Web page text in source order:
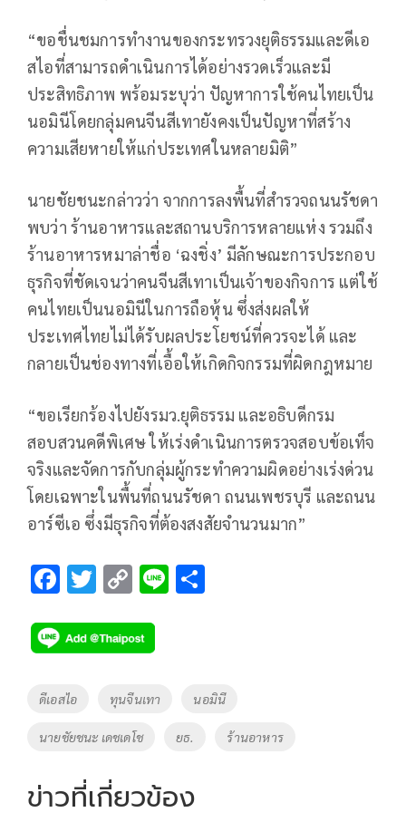
“ขอชื่นชมการทำงานของกระทรวงยุติธรรมและดีเอ
สไอที่สามารถดำเนินการได้อย่างรวดเร็วและมี
ประสิทธิภาพ พร้อมระบุว่า ปัญหาการใช้คนไทยเป็น
นอมินีโดยกลุ่มคนจีนสีเทายังคงเป็นปัญหาที่สร้าง
ความเสียหายให้แก่ประเทศในหลายมิติ”
นายชัยชนะกล่าวว่า จากการลงพื้นที่สำรวจถนนรัชดา
พบว่า ร้านอาหารและสถานบริการหลายแห่ง รวมถึง
ร้านอาหารหมาล่าชื่อ ‘ฉงชิ่ง’ มีลักษณะการประกอบ
ธุรกิจที่ชัดเจนว่าคนจีนสีเทาเป็นเจ้าของกิจการ แต่ใช้
คนไทยเป็นนอมินีในการถือหุ้น ซึ่งส่งผลให้
ประเทศไทยไม่ได้รับผลประโยชน์ที่ควรจะได้ และ
กลายเป็นช่องทางที่เอื้อให้เกิดกิจกรรมที่ผิดกฎหมาย
“ขอเรียกร้องไปยังรมว.ยุติธรรม และอธิบดีกรม
สอบสวนคดีพิเศษ ให้เร่งดำเนินการตรวจสอบข้อเท็จ
จริงและจัดการกับกลุ่มผู้กระทำความผิดอย่างเร่งด่วน
โดยเฉพาะในพื้นที่ถนนรัชดา ถนนเพชรบุรี และถนน
อาร์ซีเอ ซึ่งมีธุรกิจที่ต้องสงสัยจำนวนมาก”
F
e
b
o
o
k
T
tt
er
C
p
y
Li
n
k
Li
Tags
ดีเอสไอ ทุนจีนเทา นอมินี
นายชัยชนะ เดชเดโช ยธ. ร้านอาหาร
ข่าวที่เกี่ยวข้อง